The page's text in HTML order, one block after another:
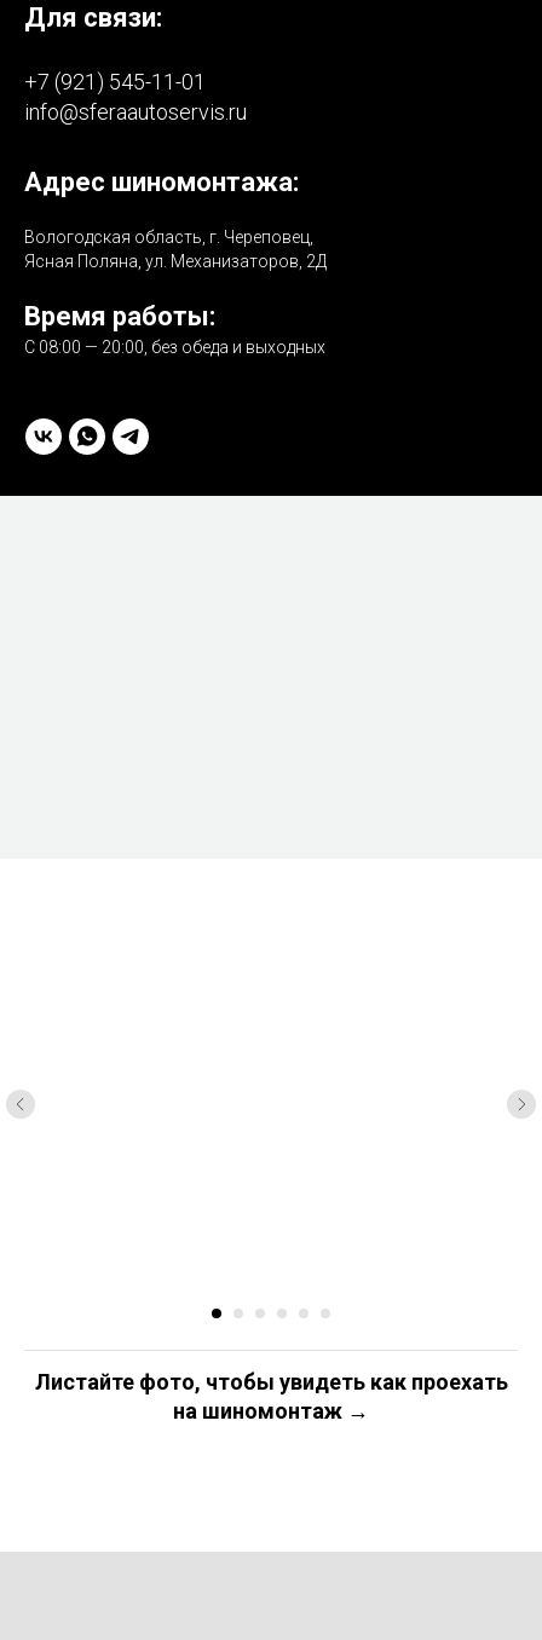
Для связи:
+7 (921) 545-11-01
info@sferaautoservis.ru
Адрес шиномонтажа:
Вологодская область, г. Череповец,
Ясная Поляна, ул. Механизаторов, 2Д
Время работы:
С 08:00 — 20:00, без обеда и выходных
Листайте фото, чтобы увидеть как проехать
на шиномонтаж →